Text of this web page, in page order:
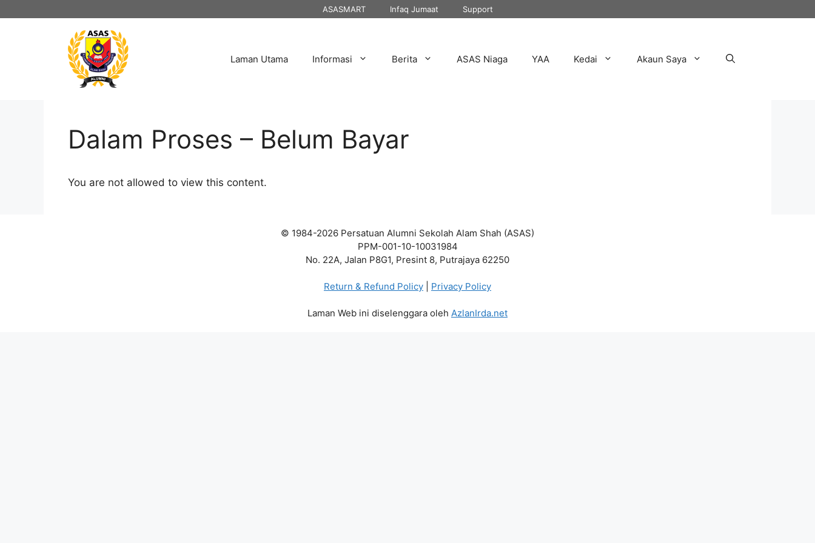
to
ASASMART Infaq Jumaat Support
Laman Utama Informasi Berita ASAS Niaga YAA Kedai Akaun Saya
Dalam Proses – Belum Bayar
You are not allowed to view this content.
© 1984-2026 Persatuan Alumni Sekolah Alam Shah (ASAS)
PPM-001-10-10031984
No. 22A, Jalan P8G1, Presint 8, Putrajaya 62250
Return & Refund Policy Privacy Policy
Laman Web ini diselenggara oleh AzlanIrda.net